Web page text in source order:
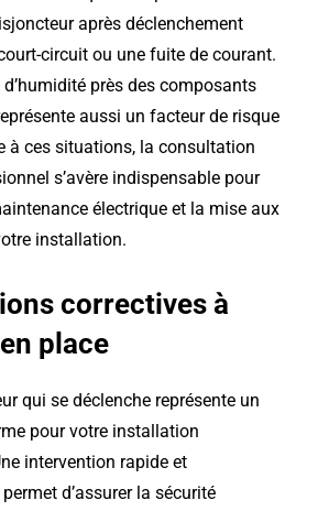
après déclenchement
circuit ou une fuite de courant.
d’humidité près des composants
aussi un facteur de risque
à ces situations, la consultation
s’avère indispensable pour
électrique et la mise aux
installation.
correctives à
place
qui se déclenche représente un
pour votre installation
intervention rapide et
d’assurer la sécurité